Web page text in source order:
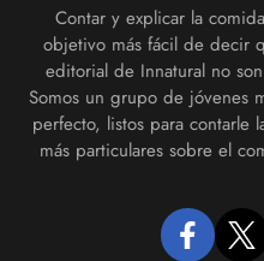
Contar y explicar la
objetivo más fácil de decir
editorial de Innatural no
Somos un grupo de jóvenes
perfecto, listos para contarle
más particulares sobre el
facebook